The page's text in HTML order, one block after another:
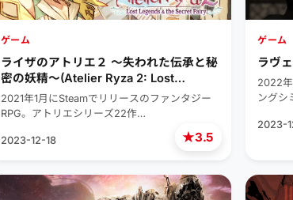
★3.5
ゲーム
ライザのアトリエ２ ～失われた伝承と秘
密の妖精～(Atelier Ryza 2: Lost
Legends & the Secret Fairy)
2021年1月にSteamでリリースのファンタジー
RPG。アトリエシリーズ22作…
2023-12-18
ゲーム
ラヴ
2022
ングシ
2023-